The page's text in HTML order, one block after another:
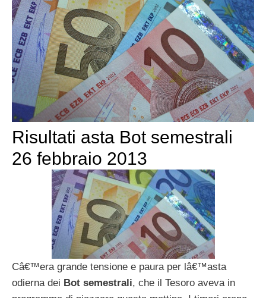
Risultati asta Bot semestrali
26 febbraio 2013
Câ€™era grande tensione e paura per lâ€™asta
odierna dei Bot semestrali, che il Tesoro aveva in